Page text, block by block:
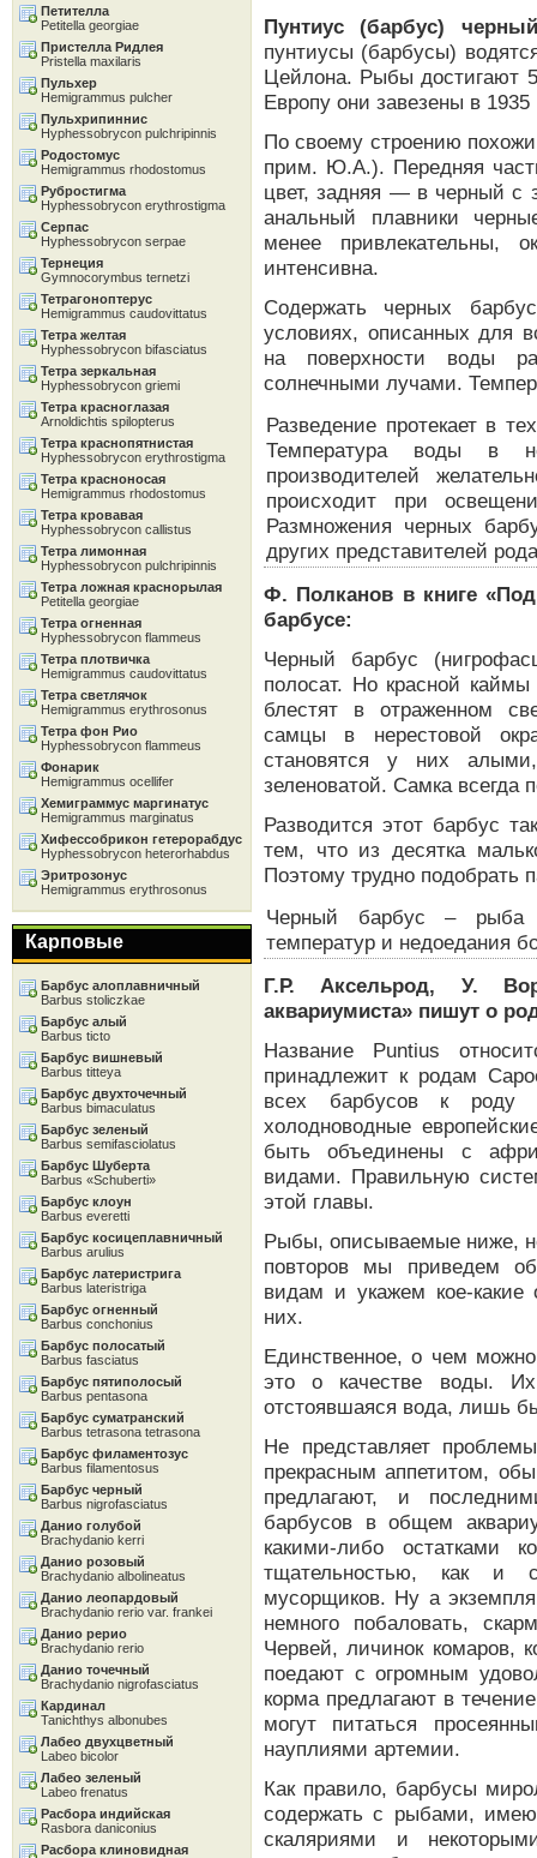
Пунтиус (барбус) черный
пунтиусы (барбусы)
Цейлона. Рыбы достигают
Европу они завезены в
По своему строению
прим. Ю.А.). Передняя
цвет, задняя — в черный с
анальный плавники
менее привлекательны,
интенсивна.
Содержать черных
условиях, описанных для
на поверхности воды
солнечными лучами.
Разведение протекает в
Температура воды в
производителей
происходит при
Размножения черных
других представителей
Ф. Полканов в книге
барбусе:
Черный барбус
полосат. Но красной
блестят в отраженном
самцы в нерестовой
становятся у них
зеленоватой. Самка всегда
Разводится этот барбус
тем, что из десятка
Поэтому трудно подобрать
Черный барбус – рыба
температур и недоедания
Г.Р. Аксельрод, У.
аквариумиста» пишут о
Название Puntius
принадлежит к родам
всех барбусов к роду
холодноводные
быть объединены с
видами. Правильную
этой главы.
Рыбы, описываемые ниже,
повторов мы приведем
видам и укажем кое-какие
них.
Единственное, о чем
это о качестве воды. Их
отстоявшаяся вода, лишь
Не представляет
прекрасным аппетитом,
предлагают, и
барбусов в общем
какими-либо
тщательностью, как и
мусорщиков. Ну а
немного побаловать,
Червей, личинок комаров,
поедают с огромным
корма предлагают в
могут питаться
науплиями артемии.
Как правило, барбусы
содержать с рыбами,
скаляриями и
Петителла
Petitella georgiae
Пристелла Ридлея
Pristella maxilaris
Пульхер
Hemigrammus pulcher
Пульхрипиннис
Hyphessobrycon pulchripinnis
Родостомус
Hemigrammus rhodostomus
Рубростигма
Hyphessobrycon erythrostigma
Серпас
Hyphessobrycon serpae
Тернеция
Gymnocorymbus ternetzi
Тетрагоноптерус
Hemigrammus caudovittatus
Тетра желтая
Hyphessobrycon bifasciatus
Тетра зеркальная
Hyphessobrycon griemi
Тетра красноглазая
Arnoldichtis spilopterus
Тетра краснопятнистая
Hyphessobrycon erythrostigma
Тетра красноносая
Hemigrammus rhodostomus
Тетра кровавая
Hyphessobrycon callistus
Тетра лимонная
Hyphessobrycon pulchripinnis
Тетра ложная краснорылая
Petitella georgiae
Тетра огненная
Hyphessobrycon flammeus
Тетра плотвичка
Hemigrammus caudovittatus
Тетра светлячок
Hemigrammus erythrosonus
Тетра фон Рио
Hyphessobrycon flammeus
Фонарик
Hemigrammus ocellifer
Хемиграммус маргинатус
Hemigrammus marginatus
Хифессобрикон гетерорабдус
Hyphessobrycon heterorhabdus
Эритрозонус
Hemigrammus erythrosonus
Карповые
Барбус алоплавничный
Barbus stoliczkae
Барбус алый
Barbus ticto
Барбус вишневый
Barbus titteya
Барбус двухточечный
Barbus bimaculatus
Барбус зеленый
Barbus semifasciolatus
Барбус Шуберта
Barbus «Schuberti»
Барбус клоун
Barbus everetti
Барбус косицеплавничный
Barbus arulius
Барбус латеристрига
Barbus lateristriga
Барбус огненный
Barbus conchonius
Барбус полосатый
Barbus fasciatus
Барбус пятиполосый
Barbus pentasona
Барбус суматранский
Barbus tetrasona tetrasona
Барбус филаментозус
Barbus filamentosus
Барбус черный
Barbus nigrofasciatus
Данио голубой
Brachydanio kerri
Данио розовый
Brachydanio albolineatus
Данио леопардовый
Brachydanio rerio var. frankei
Данио рерио
Brachydanio rerio
Данио точечный
Brachydanio nigrofasciatus
Кардинал
Tanichthys albonubes
Лабео двухцветный
Labeo bicolor
Лабео зеленый
Labeo frenatus
Расбора индийская
Rasbora daniconius
Расбора клиновидная